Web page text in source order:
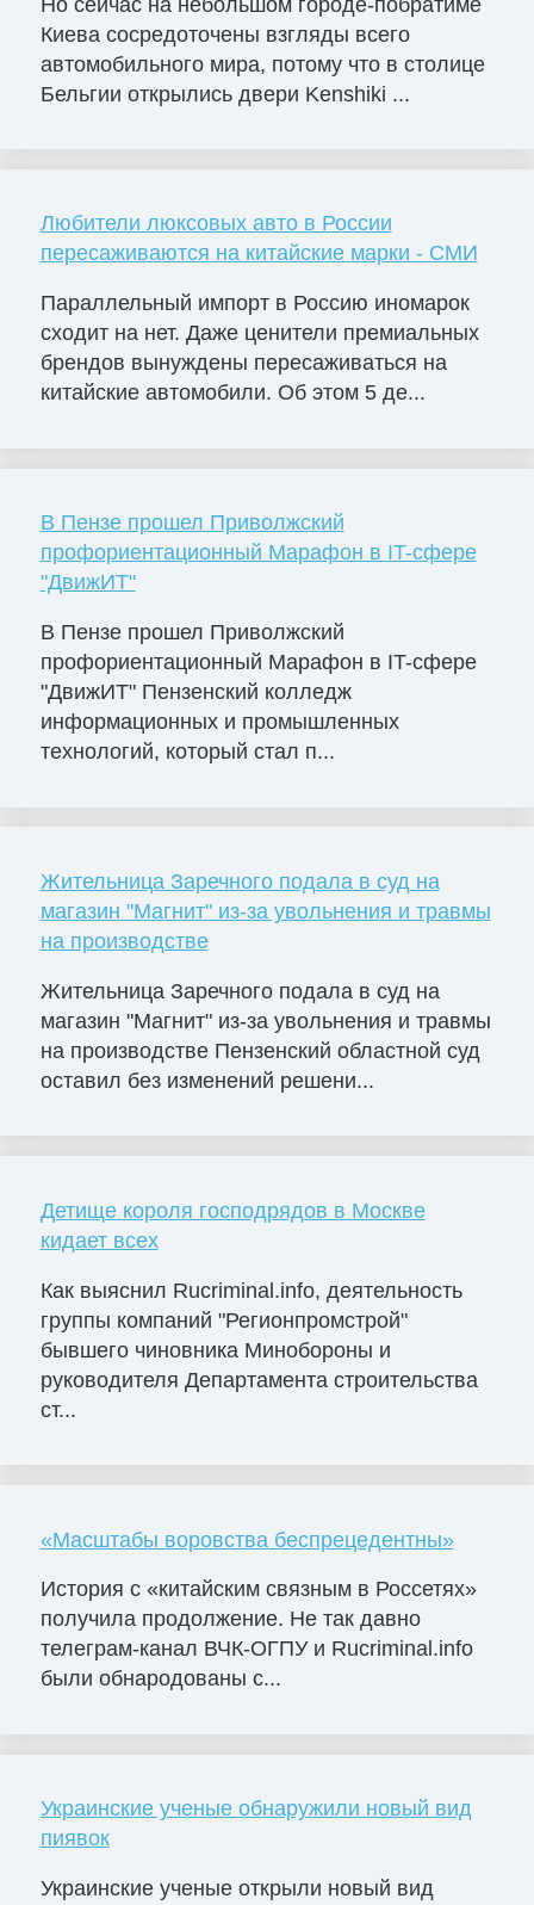
Киева сосредоточены взгляды всего
автомобильного мира, потому что в столице
Бельгии открылись двери Kenshiki ...
Любители люксовых авто в России
пересаживаются на китайские марки - СМИ
Параллельный импорт в Россию иномарок
сходит на нет. Даже ценители премиальных
брендов вынуждены пересаживаться на
китайские автомобили. Об этом 5 де...
В Пензе прошел Приволжский
профориентационный Марафон в IT-сфере
"ДвижИТ"
В Пензе прошел Приволжский
профориентационный Марафон в IT-сфере
"ДвижИТ" Пензенский колледж
информационных и промышленных
технологий, который стал п...
Жительница Заречного подала в суд на
магазин "Магнит" из-за увольнения и травмы
на производстве
Жительница Заречного подала в суд на
магазин "Магнит" из-за увольнения и травмы
на производстве Пензенский областной суд
оставил без изменений решени...
Детище короля господрядов в Москве
кидает всех
Как выяснил Rucriminal.info, деятельность
группы компаний "Регионпромстрой"
бывшего чиновника Минобороны и
руководителя Департамента строительства
ст...
«Масштабы воровства беспрецедентны»
История с «китайским связным в Россетях»
получила продолжение. Не так давно
телеграм-канал ВЧК-ОГПУ и Rucriminal.info
были обнародованы с...
Украинские ученые обнаружили новый вид
пиявок
Украинские ученые открыли новый вид